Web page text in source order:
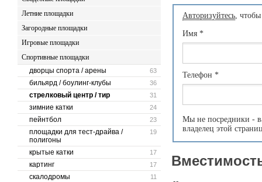
Летние площадки
Загородные площадки
Игровые площадки
Спортивные площадки
63
дворцы спорта / арены
36
бильярд / боулинг-клубы
31
стрелковый центр / тир
24
зимние катки
23
пейнтбол
19
площадки для тест-драйва /
полигоны
17
крытые катки
17
картинг
11
скалодромы
Авторизуйтесь,
Имя *
Телефон *
Мы не посредники -
владелец этой